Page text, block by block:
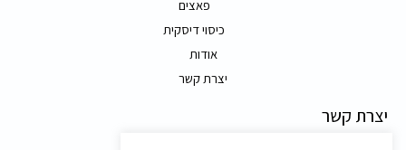
פאצים
כיסוי דיסקית
אודות
יצרת קשר
יצרת קשר